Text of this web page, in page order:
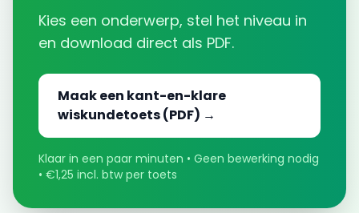
Kies een onderwerp, stel het niveau in
en download direct als PDF.
Maak een kant-en-klare
wiskundetoets (PDF) →
Klaar in een paar minuten • Geen bewerking nodig
• €1,25 incl. btw per toets